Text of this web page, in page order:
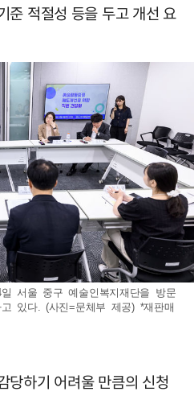
준 적절성 등을 두고 개선 요
서울 중구 예술인복지재단을 방문
있다. (사진=문체부 제공) *재판매
당하기 어려울 만큼의 신청